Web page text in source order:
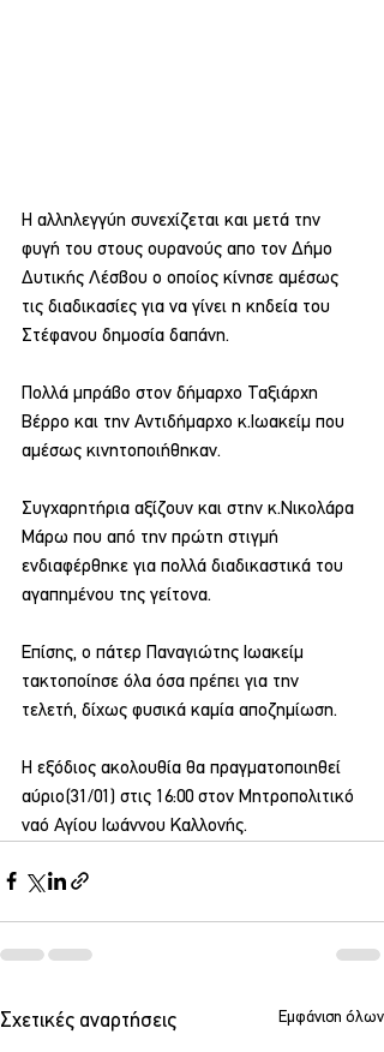
Η αλληλεγγύη συνεχίζεται και μετά την
φυγή του στους ουρανούς απο τον Δήμο
Δυτικής Λέσβου ο οποίος κίνησε αμέσως
τις διαδικασίες για να γίνει η κηδεία του
Στέφανου δημοσία δαπάνη.
Πολλά μπράβο στον δήμαρχο Ταξιάρχη
Βέρρο και την Αντιδήμαρχο κ.Ιωακείμ που
αμέσως κινητοποιήθηκαν.
Συγχαρητήρια αξίζουν και στην κ.Νικολάρα
Μάρω που από την πρώτη στιγμή
ενδιαφέρθηκε για πολλά διαδικαστικά του
αγαπημένου της γείτονα.
Επίσης, ο πάτερ Παναγιώτης Ιωακείμ
τακτοποίησε όλα όσα πρέπει για την
τελετή, δίχως φυσικά καμία αποζημίωση.
Η εξόδιος ακολουθία θα πραγματοποιηθεί
αύριο(31/01) στις 16:00 στον Μητροπολιτικό
ναό Αγίου Ιωάννου Καλλονής.
Σχετικές αναρτήσεις Εμφάνιση όλων